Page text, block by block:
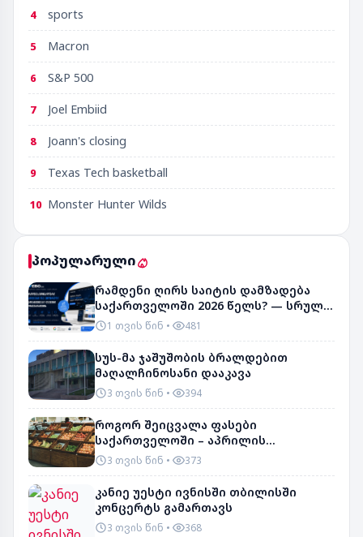
4 sports
5 Macron
6 S&P 500
7 Joel Embiid
8 Joann's closing
9 Texas Tech basketball
10 Monster Hunter Wilds
პოპულარული
რამდენი ღირს საიტის დამზადება
საქართველოში 2026 წელს? — სრული
გზამკვლე...
1 თვის წინ 481
სუს-მა ჯაშუშობის ბრალდებით
მაღალჩინოსანი დააკავა
3 თვის წინ 394
როგორ შეიცვალა ფასები
საქართველოში – აპრილის
მონაცემები
3 თვის წინ 373
კანიე უესტი ივნისში თბილისში
კონცერტს გამართავს
3 თვის წინ 368